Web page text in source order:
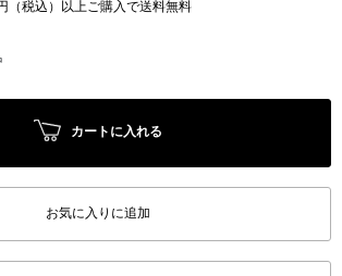
（税込）以上ご購入で送料無料
カートに入れる
お気に入りに追加